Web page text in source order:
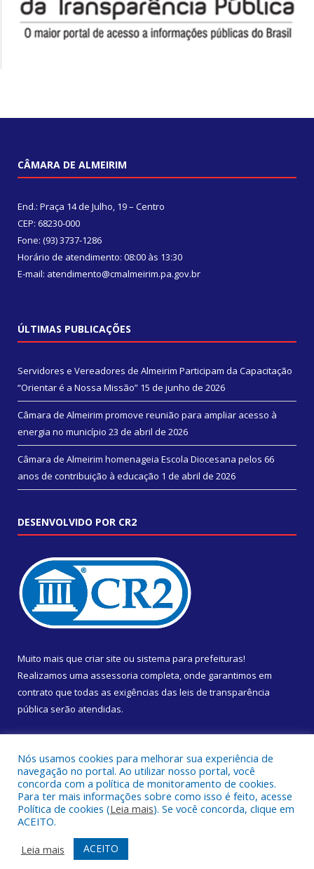
CÂMARA DE ALMEIRIM
End.: Praça 14 de Julho, 19 – Centro
CEP: 68230-000
Fone: (93) 3737-1286
Horário de atendimento: 08:00 às 13:30
E-mail: atendimento@cmalmeirim.pa.gov.br
ÚLTIMAS PUBLICAÇÕES
Servidores e Vereadores de Almeirim Participam da Capacitação
“Orientar é a Nossa Missão” 15 de junho de 2026
Câmara de Almeirim promove reunião para ampliar acesso à
energia no município 23 de abril de 2026
Câmara de Almeirim homenageia Escola Diocesana pelos 66
anos de contribuição à educação 1 de abril de 2026
DESENVOLVIDO POR CR2
Muito mais que criar site ou sistema para prefeituras!
Realizamos uma assessoria completa, onde garantimos em
contrato que todas as exigências das leis de transparência
pública serão atendidas.
Todos os direitos reservados a Câmara Municipal de Almeirim.
Mapa do Site
Acessar Área Administrativa
Acessar Webmail
Nós usamos cookies para melhorar sua experiência de
navegação no portal. Ao utilizar nosso portal, você
concorda com a política de monitoramento de cookies.
Para ter mais informações sobre como isso é feito, acesse
Política de cookies (Leia mais). Se você concorda, clique em
ACEITO.
Leia mais
ACEITO